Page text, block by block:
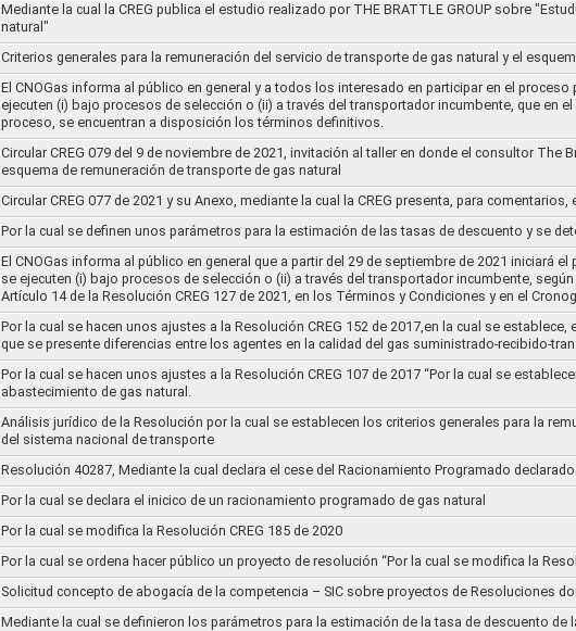
Mediante la cual la CREG publica el estudio realizado por THE BRATTLE GROUP sobre
natural"
Criterios generales para la remuneración del servicio de transporte de gas natural y el
El CNOGas informa al público en general y a todos los interesado en participar en el
ejecuten (i) bajo procesos de selección o (ii) a través del transportador incumbente, que en
proceso, se encuentran a disposición los términos definitivos.
Circular CREG 079 del 9 de noviembre de 2021, invitación al taller en donde el consultor
esquema de remuneración de transporte de gas natural
Circular CREG 077 de 2021 y su Anexo, mediante la cual la CREG presenta, para
Por la cual se definen unos parámetros para la estimación de las tasas de descuento y se
El CNOGas informa al público en general que a partir del 29 de septiembre de 2021 iniciará
se ejecuten (i) bajo procesos de selección o (ii) a través del transportador incumbente,
Artículo 14 de la Resolución CREG 127 de 2021, en los Términos y Condiciones y en el
Por la cual se hacen unos ajustes a la Resolución CREG 152 de 2017,en la cual se
que se presente diferencias entre los agentes en la calidad del gas suministrado-recibido-
Por la cual se hacen unos ajustes a la Resolución CREG 107 de 2017 “Por la cual se
abastecimiento de gas natural.
Análisis jurídico de la Resolución por la cual se establecen los criterios generales para la
del sistema nacional de transporte
Resolución 40287, Mediante la cual declara el cese del Racionamiento Programado
Por la cual se declara el inicico de un racionamiento programado de gas natural
Por la cual se modifica la Resolución CREG 185 de 2020
Por la cual se ordena hacer público un proyecto de resolución “Por la cual se modifica la
Solicitud concepto de abogacía de la competencia – SIC sobre proyectos de Resoluciones
Mediante la cual se definieron los parámetros para la estimación de la tasa de descuento de